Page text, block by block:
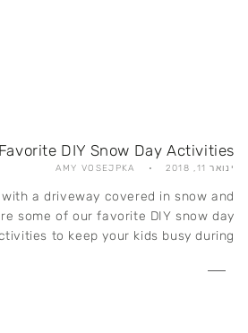
DIY Snow Day Activities
ינואר 11, 2018 AMY VOSEJPKA
a driveway covered in snow and
some of our favorite DIY snow day
to keep your kids busy during...